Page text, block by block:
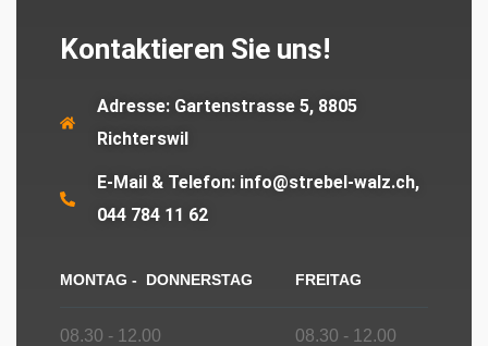
Kontaktieren Sie uns!
Adresse: Gartenstrasse 5, 8805
Richterswil
E-Mail & Telefon: info@strebel-walz.ch,
044 784 11 62
MONTAG - DONNERSTAG FREITAG
08.30 - 12.00 08.30 - 12.00